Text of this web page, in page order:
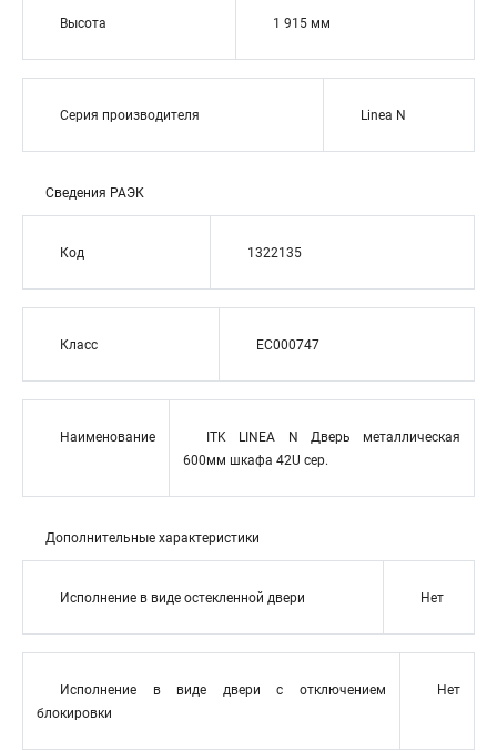
Высота 1 915 мм
Серия производителя Linea N
Сведения РАЭК
Код 1322135
Класс EC000747
Наименование
ITK LINEA N Дверь металлическая
600мм шкафа 42U сер.
Дополнительные характеристики
Исполнение в виде остекленной двери Нет
Исполнение в виде двери с отключением
блокировки
Нет